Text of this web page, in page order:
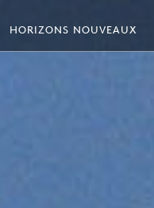
HORIZONS NOUVEAUX